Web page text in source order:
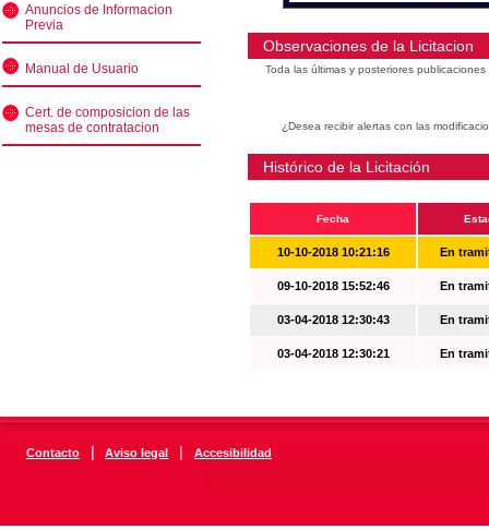
Anuncios de Informacion
Previa
Manual de Usuario
Cert. de composicion de las
mesas de contratacion
Observaciones de la Licitacion
Toda las últimas y posteriores
¿Desea recibir alertas con las
Histórico de la Licitación
Fecha
10-10-2018 10:21:16 En
09-10-2018 15:52:46 En
03-04-2018 12:30:43 En
03-04-2018 12:30:21 En
Contacto | Aviso legal | Accesibilidad